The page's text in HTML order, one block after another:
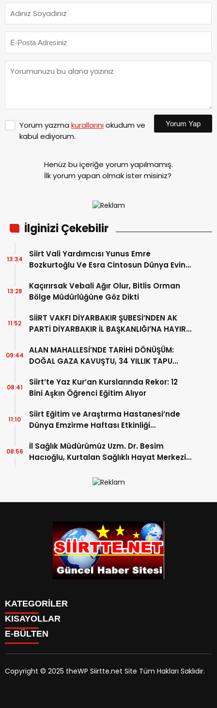
Yorum yazma kurallarınıokudum ve
kabul ediyorum.
Yorum Yap
Henüz bu içeriğe yorum yapılmamış.
İlk yorum yapan olmak ister misiniz?
İlginizi Çekebilir
Siirt Vali Yardımcısı Yunus Emre
Bozkurtoğlu Ve Esra Cintosun Dünya Evine
13:34
Kaçırırsak Vebali Ağır Olur, Bitlis Orman
Bölge Müdürlüğüne Göz Dikti
13:28
SİİRT VAKFI DİYARBAKIR ŞUBESİ’NDEN AK
PARTİ DİYARBAKIR İL BAŞKANLIĞI’NA HAYIRLI
11:52
ALAN MAHALLESİ’NDE TARİHİ DÖNÜŞÜM:
DOĞAL GAZA KAVUŞTU, 34 YILLIK TAPU
09:44
Siirt’te Yaz Kur’an Kurslarında Rekor: 12
Bini Aşkın Öğrenci Eğitim Alıyor
08:41
Siirt Eğitim ve Araştırma Hastanesi’nde
Dünya Emzirme Haftası Etkinliği
11:10
İl Sağlık Müdürümüz Uzm. Dr. Besim
Hacıoğlu, Kurtalan Sağlıklı Hayat Merkezini
08:56
KATEGORİLER
SPOR
Eruh Haberleri
KISAYOLLAR
MANSET
SAĞLIK
E-BÜLTEN
Copyright © 2025 theWP Siirtte.net Site Tüm Hakları Saklıdır.